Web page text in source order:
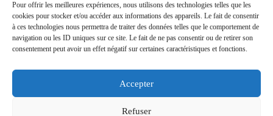
Pour offrir les meilleures expériences, nous utilisons des technologies telles que les
cookies pour stocker et/ou accéder aux informations des appareils. Le fait de consentir
à ces technologies nous permettra de traiter des données telles que le comportement de
navigation ou les ID uniques sur ce site. Le fait de ne pas consentir ou de retirer son
consentement peut avoir un effet négatif sur certaines caractéristiques et fonctions.
Accepter
Refuser
Qui sommes-nous ?
SUIVEZ-NOUS
© G Électricité - SIREN 952700771 - Réalisation